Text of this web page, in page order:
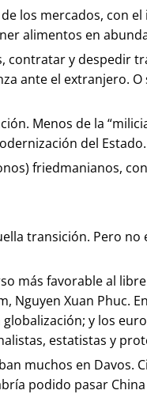
los mercados, con
alimentos en
contratar y despedir
ante el extranjero.
Menos de la
del Estado.
friedmanianos,
transición. Pero
más favorable al
Xuan Phuc.
y los
estatistas y
muchos en
podido pasar